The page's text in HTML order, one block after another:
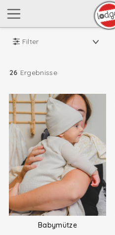
Filter
26 Ergebnisse
Babymütze